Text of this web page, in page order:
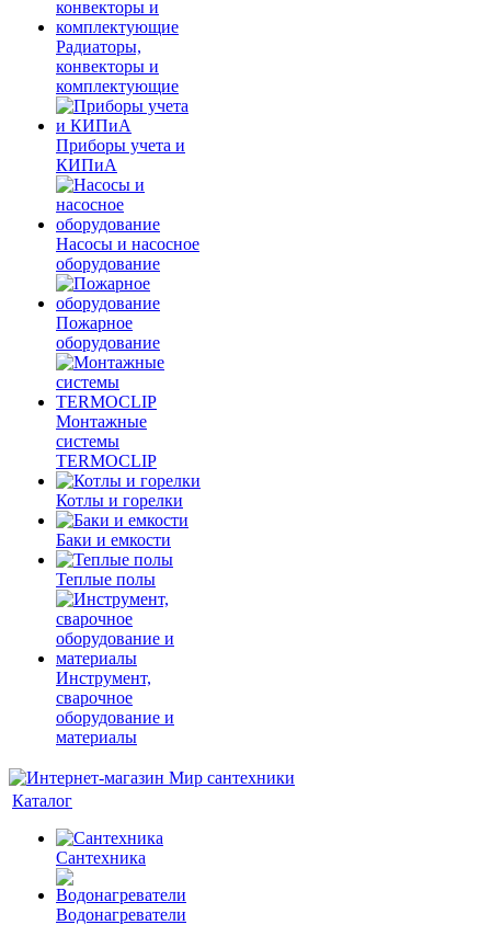
Радиаторы,
конвекторы и
комплектующие
Приборы учета и
КИПиА
Насосы и насосное
оборудование
Пожарное
оборудование
Монтажные
системы
TERMOCLIP
Котлы и горелки
Баки и емкости
Теплые полы
Инструмент,
сварочное
оборудование и
материалы
Каталог
Сантехника
Водонагреватели